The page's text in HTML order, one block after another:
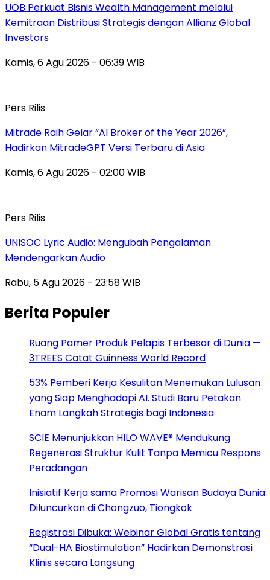
UOB Perkuat Bisnis Wealth Management melalui
Kemitraan Distribusi Strategis dengan Allianz Global
Investors
Kamis, 6 Agu 2026 - 06:39 WIB
Pers Rilis
Mitrade Raih Gelar “AI Broker of the Year 2026”,
Hadirkan MitradeGPT Versi Terbaru di Asia
Kamis, 6 Agu 2026 - 02:00 WIB
Pers Rilis
UNISOC Lyric Audio: Mengubah Pengalaman
Mendengarkan Audio
Rabu, 5 Agu 2026 - 23:58 WIB
Berita Populer
Ruang Pamer Produk Pelapis Terbesar di Dunia —
3TREES Catat Guinness World Record
53% Pemberi Kerja Kesulitan Menemukan Lulusan
yang Siap Menghadapi AI. Studi Baru Petakan
Enam Langkah Strategis bagi Indonesia
SCIE Menunjukkan HILO WAVE® Mendukung
Regenerasi Struktur Kulit Tanpa Memicu Respons
Peradangan
Inisiatif Kerja sama Promosi Warisan Budaya Dunia
Diluncurkan di Chongzuo, Tiongkok
Registrasi Dibuka: Webinar Global Gratis tentang
“Dual-HA Biostimulation” Hadirkan Demonstrasi
Klinis secara Langsung